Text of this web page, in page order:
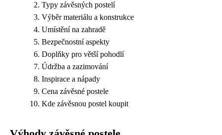
Typy závěsných postelí
Výběr materiálu a konstrukce
Umístění na zahradě
Bezpečnostní aspekty
Doplňky pro větší pohodlí
Údržba a zazimování
Inspirace a nápady
Cena závěsné postele
Kde závěsnou postel koupit